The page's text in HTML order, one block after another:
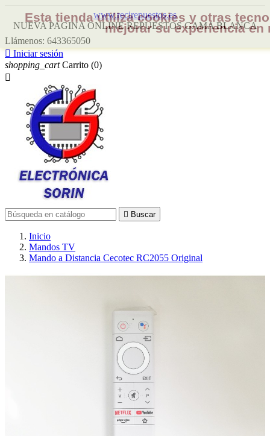
www.recirepuestos.es
NUEVA PAGINA ONLINE REPUESTOS GAMA BLANCA
Llámenos: 643365050
 Iniciar sesión
shopping_cart Carrito (0)

 Buscar
Inicio
Mandos TV
Mando a Distancia Cecotec RC2055 Original
Esta tienda utiliza cookies y otras
mejorar su experiencia en